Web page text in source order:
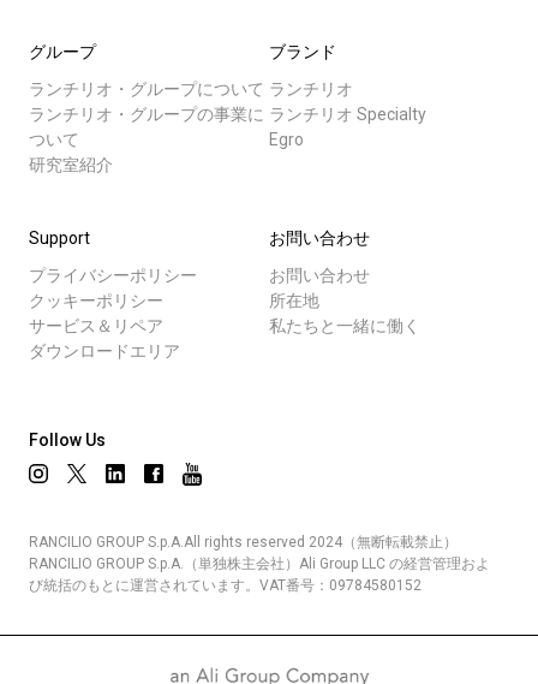
グループ
ランチリオ・グループについて
ランチリオ・グループの事業に
ついて
研究室紹介
ブランド
ランチリオ
ランチリオ Specialty
Egro
Support
プライバシーポリシー
クッキーポリシー
サービス＆リペア
ダウンロードエリア
お問い合わせ
お問い合わせ
所在地
私たちと一緒に働く
Follow Us
RANCILIO GROUP S.p.A.All rights reserved 2024（無断転載禁止）
RANCILIO GROUP S.p.A.（単独株主会社）Ali Group LLC の経営管理およ
び統括のもとに運営されています。VAT番号：09784580152